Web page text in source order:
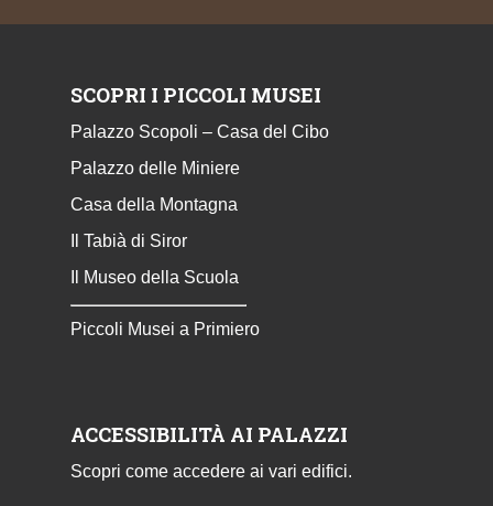
SCOPRI I PICCOLI MUSEI
Palazzo Scopoli – Casa del Cibo
Palazzo delle Miniere
Casa della Montagna
Il Tabià di Siror
Il Museo della Scuola
Piccoli Musei a Primiero
ACCESSIBILITÀ AI PALAZZI
Scopri come accedere ai vari edifici.